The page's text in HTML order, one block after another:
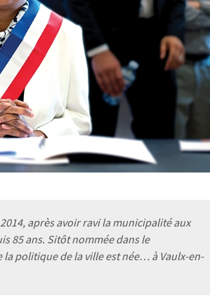
après avoir ravi la municipalité aux
85 ans. Sitôt nommée dans le
politique de la ville est née… à Vaulx-en-